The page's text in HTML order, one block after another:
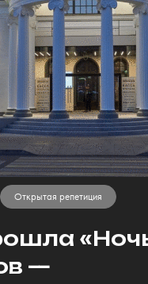
Открытая репетиция
—